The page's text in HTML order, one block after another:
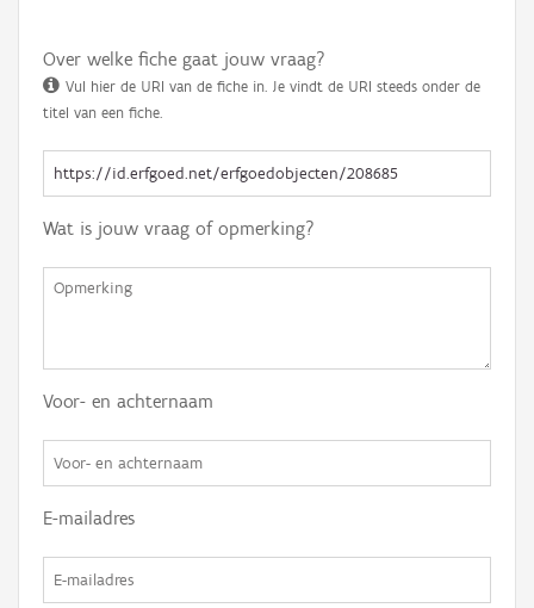
Over welke fiche gaat jouw vraag?
Vul hier de URI van de fiche in. Je vindt de URI steeds onder de
titel van een fiche.
Wat is jouw vraag of opmerking?
Voor- en achternaam
E-mailadres